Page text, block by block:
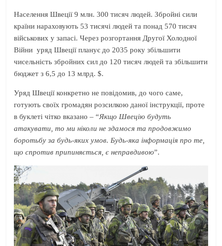
Населення Швеції 9 млн. 300 тисяч людей. Збройні сили
країни нараховують 53 тисячі людей та понад 570 тисяч
військових у запасі. Через розгортання Другої Холодної
Війни уряд Швеції планує до 2035 року збільшити
чисельність збройних сил до 120 тисяч людей та збільшити
бюджет з 6,5 до 13 млрд. $.
Уряд Швеції конкретно не повідомив, до чого саме,
готують своїх громадян розсилкою даної інструкції, проте
в буклеті чітко вказано – “Якщо Швецію будуть
атакувати, то ми ніколи не здамося та продовжимо
боротьбу за будь-яких умов. Будь-яка інформація про те,
що спротив припиняється, є неправдивою”.